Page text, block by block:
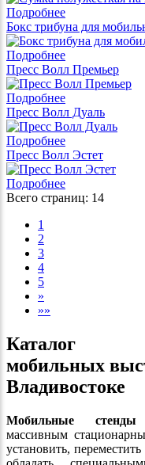
Подробнее
Бокс трибуна для
Подробнее
Пресс Волл Премьер
Подробнее
Пресс Волл Дуаль
Подробнее
Пресс Волл Эстет
Подробнее
Всего страниц: 14
1
2
3
4
5
»
»»
Каталог
мобильных
Владивостоке
Мобильные стенды
массивным
установить,